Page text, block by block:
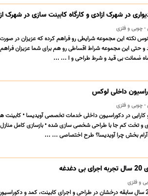
در شهرک ازادی و کارگاه کابینت سازی در شهرک
و حتی این مجموعه شراط اقساطی رو هم برای شما عزیزان
داخلی لوکس
- چوبی و فلزی
کارایی در دکوراسیون داخلی خدمات تخصصی آویدیسا •
و تخت کم جا با طراحی شخصی سازی شده • بازسازی کامل
بخش چرا آویدیسا؟ طرح اختصاصی ... ...
و فلزی